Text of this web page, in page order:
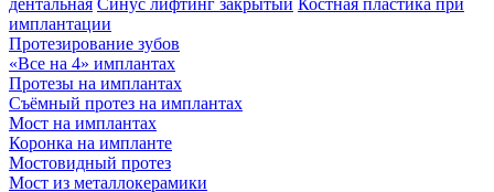
дентальная Синус лифтинг закрытый Костная пластика при
имплантации
Протезирование зубов
«Все на 4» имплантах
Протезы на имплантах
Съёмный протез на имплантах
Мост на имплантах
Коронка на импланте
Мостовидный протез
Мост из металлокерамики